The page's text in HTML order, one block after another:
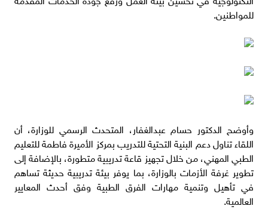
للمواطنين.
وأوضح الدكتور حسام عبدالغفار، المتحدث الرسمي للوزارة، أن
اللقاء تناول دعم البنية التحتية للتدريب بمركز الأميرة فاطمة للتعليم
الطبي المهني، من خلال تجهيز قاعة تدريبية متطورة، بالإضافة إلى
تطوير غرفة الأزمات بالوزارة، بما يوفر بيئة تدريبية حديثة تساهم
في تأهيل وتنمية مهارات الفرق الطبية وفق أحدث المعايير
العالمية.